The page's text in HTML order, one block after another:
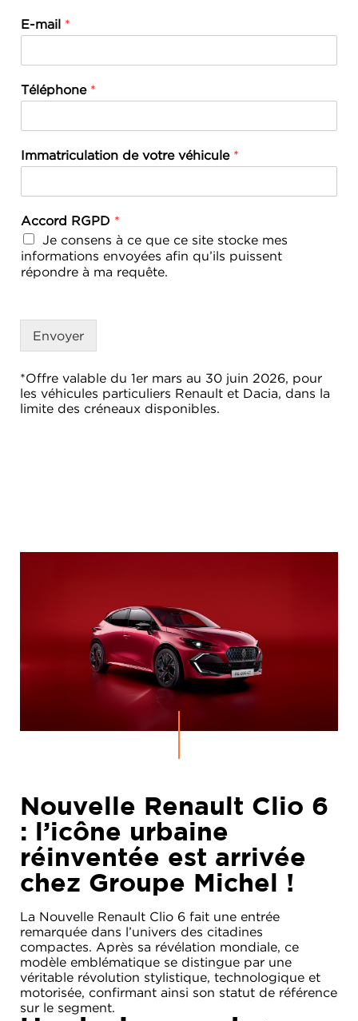
E-mail *
Téléphone *
Immatriculation de votre véhicule *
Accord RGPD *
Je consens à ce que ce site stocke mes
informations envoyées afin qu’ils puissent
répondre à ma requête.
Envoyer
*Offre valable du 1er mars au 30 juin 2026, pour
les véhicules particuliers Renault et Dacia, dans la
limite des créneaux disponibles.
Nouvelle Renault Clio 6
: l’icône urbaine
réinventée est arrivée
chez Groupe Michel !
La Nouvelle Renault Clio 6 fait une entrée
remarquée dans l’univers des citadines
compactes. Après sa révélation mondiale, ce
modèle emblématique se distingue par une
véritable révolution stylistique, technologique et
motorisée, confirmant ainsi son statut de référence
sur le segment.